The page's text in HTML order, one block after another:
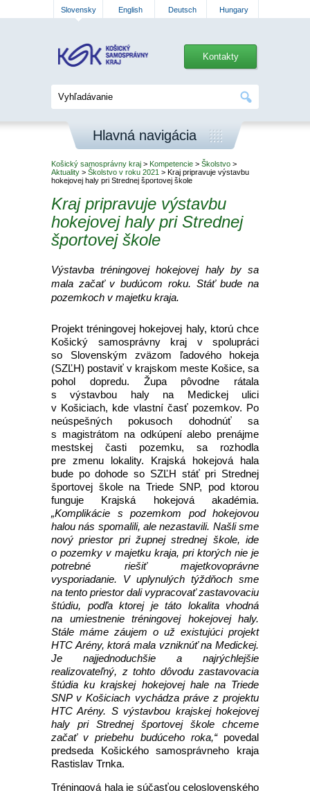
Slovensky English Deutsch Hungary
Kontakty
Hlavná navigácia
Košický samosprávny kraj > Kompetencie > Školstvo >
Aktuality > Školstvo v roku 2021 > Kraj pripravuje výstavbu
hokejovej haly pri Strednej športovej škole
Kraj pripravuje výstavbu
hokejovej haly pri Strednej
športovej škole
Výstavba tréningovej hokejovej haly by sa
mala začať v budúcom roku. Stáť bude na
pozemkoch v majetku kraja.
Projekt tréningovej hokejovej haly, ktorú chce
Košický samosprávny kraj v spolupráci
so Slovenským zväzom ľadového hokeja
(SZĽH) postaviť v krajskom meste Košice, sa
pohol dopredu. Župa pôvodne rátala
s výstavbou haly na Medickej ulici
v Košiciach, kde vlastní časť pozemkov. Po
neúspešných pokusoch dohodnúť sa
s magistrátom na odkúpení alebo prenájme
mestskej časti pozemku, sa rozhodla
pre zmenu lokality. Krajská hokejová hala
bude po dohode so SZĽH stáť pri Strednej
športovej škole na Triede SNP, pod ktorou
funguje Krajská hokejová akadémia.
„Komplikácie s pozemkom pod hokejovou
halou nás spomalili, ale nezastavili. Našli sme
nový priestor pri župnej strednej škole, ide
o pozemky v majetku kraja, pri ktorých nie je
potrebné riešiť majetkovoprávne
vysporiadanie. V uplynulých týždňoch sme
na tento priestor dali vypracovať zastavovaciu
štúdiu, podľa ktorej je táto lokalita vhodná
na umiestnenie tréningovej hokejovej haly.
Stále máme záujem o už existujúci projekt
HTC Arény, ktorá mala vzniknúť na Medickej.
Je najjednoduchšie a najrýchlejšie
realizovateľný, z tohto dôvodu zastavovacia
štúdia ku krajskej hokejovej hale na Triede
SNP v Košiciach vychádza práve z projektu
HTC Arény. S výstavbou krajskej hokejovej
haly pri Strednej športovej škole chceme
začať v priebehu budúceho roka,“ povedal
predseda Košického samosprávneho kraja
Rastislav Trnka.
Tréningová hala je súčasťou celoslovenského